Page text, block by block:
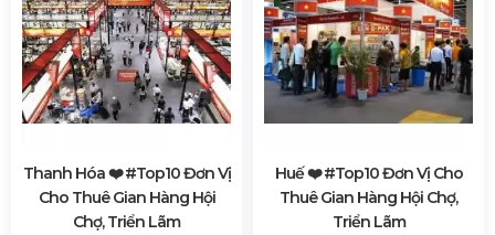
Thanh Hóa ❤️️ #top10 Đơn Vị
Cho Thuê Gian Hàng Hội
Chợ, Triển Lãm
Huế ❤️️ #top10 Đơn Vị Cho
Thuê Gian Hàng Hội Chợ,
Triển Lãm